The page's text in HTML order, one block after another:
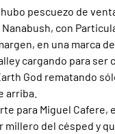
pescuezo de
con
en una marca
cargando para ser
God rematando
arriba.
para Miguel Cafere,
millero del césped y